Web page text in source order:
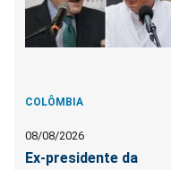
COLÔMBIA
08/08/2026
Ex-presidente da